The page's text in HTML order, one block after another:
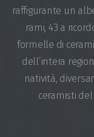
raffigurante un
rami, 43 a
formelle di
dell’intera
natività,
ceramisti